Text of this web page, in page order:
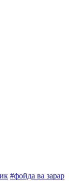
#фойда ва зарар